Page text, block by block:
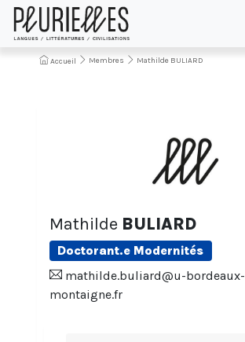
Accueil Membres Mathilde BULIARD
Mathilde BULIARD
Doctorant.e Modernités
mathilde.buliard@u-bordeaux-
montaigne.fr